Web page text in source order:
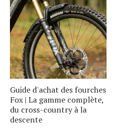
Guide d'achat des fourches
Fox | La gamme complète,
du cross-country à la
descente